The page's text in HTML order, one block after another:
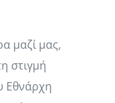
μαζί μας,
στιγμή
Εθνάρχη